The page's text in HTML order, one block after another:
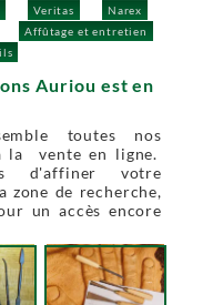
Veritas
Narex
Affûtage et entretien
Auriou est en
toutes nos
la vente en ligne.
d'affiner votre
zone de recherche,
un accès encore